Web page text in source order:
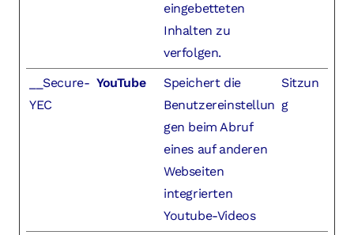
eingebetteten
Inhalten zu
verfolgen.
__Secure-
YEC
YouTube
Speichert die
Benutzereinstellun
gen beim Abruf
eines auf anderen
Webseiten
integrierten
Youtube-Videos
Sitzun
g